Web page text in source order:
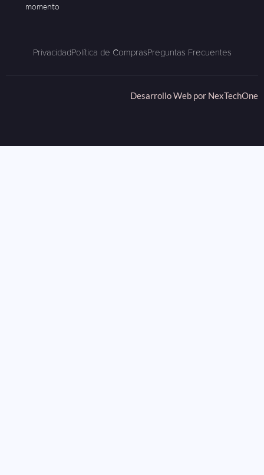
momento
PrivacidadPolítica de ComprasPreguntas Frecuentes
Desarrollo Web por NexTechOne